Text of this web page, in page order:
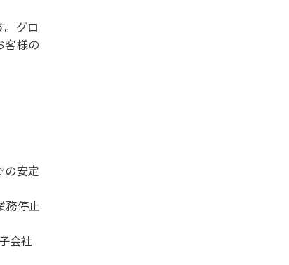
。グロ
客様の
の安定
務停止
会社